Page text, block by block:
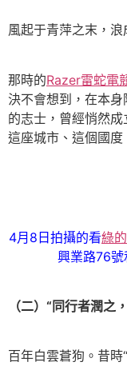
風起于青萍之末，浪
那時的Razer雷蛇電
決不會想到，在本
的志士，曾經悄然
這座城市、這個國度
4月8日拍攝的看綠
興業路76
（二）“同行者潤
百年白雲蒼狗。昔時